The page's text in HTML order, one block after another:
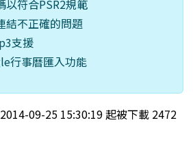
以符合PSR2規範
結不正確的問題
支援
行事曆匯入功能
09-25 15:30:19 起被下載 2472